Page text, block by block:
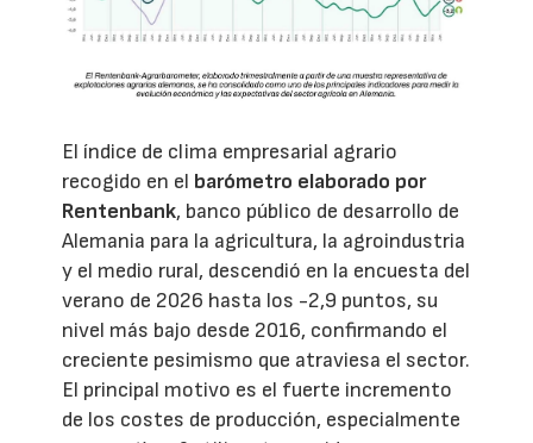
El índice de clima empresarial agrario
recogido en el barómetro elaborado por
Rentenbank, banco público de desarrollo de
Alemania para la agricultura, la agroindustria
y el medio rural, descendió en la encuesta del
verano de 2026 hasta los -2,9 puntos, su
nivel más bajo desde 2016, confirmando el
creciente pesimismo que atraviesa el sector.
El principal motivo es el fuerte incremento
de los costes de producción, especialmente